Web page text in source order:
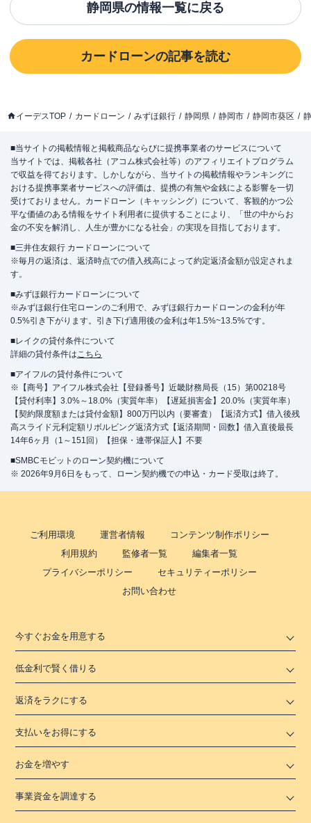
静岡県の情報一覧に戻る
カードローンの記事を読む
イーデスTOP カードローン みずほ銀行 静岡県 静岡市 静岡市葵区
■当サイトの掲載情報と掲載商品ならびに提携事業者のサービスについて
当サイトでは、掲載各社（アコム株式会社等）のアフィリエイトプログラム
で収益を得ております。しかしながら、当サイトの掲載情報やランキングに
おける提携事業者サービスへの評価は、提携の有無や金銭による影響を一切
受けておりません。カードローン（キャッシング）について、客観的かつ公
平な価値のある情報をサイト利用者に提供することにより、「世の中からお
金の不安を解消し、人生が豊かになる社会」の実現を目指しております。
■三井住友銀行 カードローンについて
※毎月の返済は、返済時点での借入残高によって約定返済金額が設定されま
す。
■みずほ銀行カードローンについて
※みずほ銀行住宅ローンのご利用で、みずほ銀行カードローンの金利が年
0.5%引き下がります。引き下げ適用後の金利は年1.5%~13.5%です。
■レイクの貸付条件について
詳細の貸付条件はこちら
■アイフルの貸付条件について
※【商号】アイフル株式会社【登録番号】近畿財務局長（15）第00218号
【貸付利率】3.0%～18.0%（実質年率）【遅延損害金】20.0%（実質年率）
【契約限度額または貸付金額】800万円以内（要審査）【返済方式】借入後残
高スライド元利定額リボルビング返済方式【返済期間・回数】借入直後最長
14年6ヶ月（1～151回）【担保・連帯保証人】不要
■SMBCモビットのローン契約機について
※ 2026年9月6日をもって、ローン契約機での申込・カード受取は終了。
ご利用環境 運営者情報
コンテンツ制作ポリシー
利用規約
監修者一覧
編集者一覧
プライバシーポリシー
セキュリティーポリシー
お問い合わせ
今すぐお金を用意する
低金利で賢く借りる
返済をラクにする
支払いをお得にする
お金を増やす
事業資金を調達する